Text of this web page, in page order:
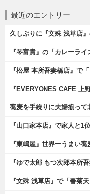
最近のエントリー